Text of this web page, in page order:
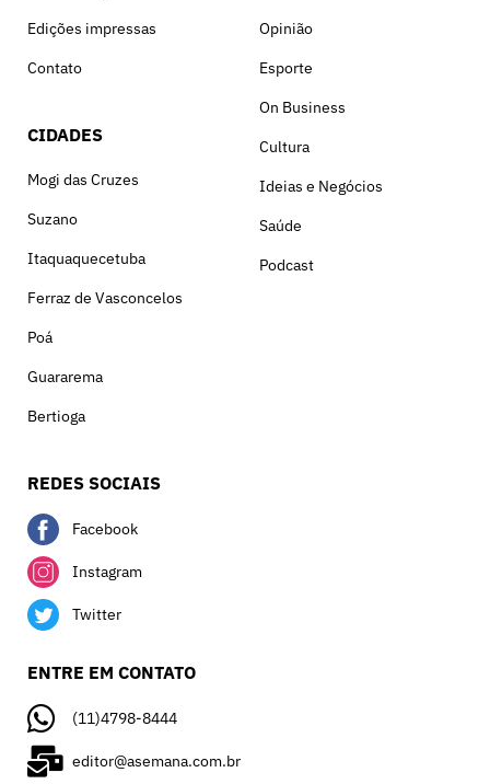
Edições impressas
Contato
CIDADES
Mogi das Cruzes
Suzano
Itaquaquecetuba
Ferraz de Vasconcelos
Poá
Guararema
Bertioga
Opinião
Esporte
On Business
Cultura
Ideias e Negócios
Saúde
Podcast
REDES SOCIAIS
Facebook
Instagram
Twitter
ENTRE EM CONTATO
(11)4798-8444
editor@asemana.com.br